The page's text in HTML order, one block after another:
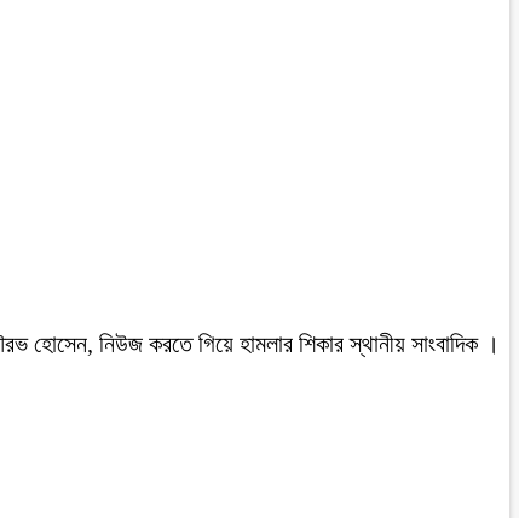
হোসেন, নিউজ করতে গিয়ে হামলার শিকার স্থানীয় সাংবাদিক ।